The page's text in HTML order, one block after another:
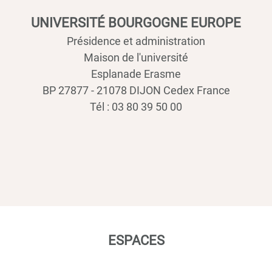
UNIVERSITÉ BOURGOGNE EUROPE
Présidence et administration
Maison de l'université
Esplanade Erasme
BP 27877 - 21078 DIJON Cedex France
Tél : 03 80 39 50 00
ESPACES